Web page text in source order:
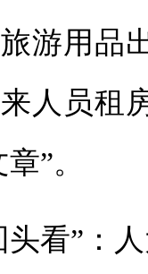
游用品
人员租
”。
”：人